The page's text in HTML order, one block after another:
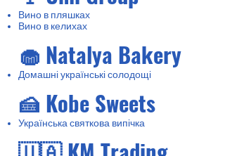
Вино в пляшках
Вино в келихах
🧁 Natalya Bakery
Домашні українські солодощі
🍰 Kobe Sweets
Українська святкова випічка